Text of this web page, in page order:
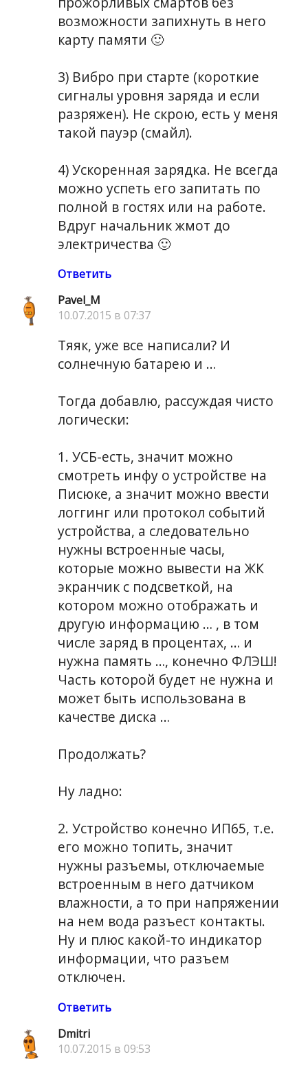
возможности запихнуть в него
карту памяти 🙂
3) Вибро при старте (короткие
сигналы уровня заряда и если
разряжен). Не скрою, есть у меня
такой пауэр (смайл).
4) Ускоренная зарядка. Не всегда
можно успеть его запитать по
полной в гостях или на работе.
Вдруг начальник жмот до
электричества 🙂
Ответить
Pavel_M
10.07.2015 в 07:37
Тяяк, уже все написали? И
солнечную батарею и …
Тогда добавлю, рассуждая чисто
логически:
1. УСБ-есть, значит можно
смотреть инфу о устройстве на
Писюке, а значит можно ввести
логгинг или протокол событий
устройства, а следовательно
нужны встроенные часы,
которые можно вывести на ЖК
экранчик с подсветкой, на
котором можно отображать и
другую информацию … , в том
числе заряд в процентах, … и
нужна память …, конечно ФЛЭШ!
Часть которой будет не нужна и
может быть использована в
качестве диска …
Продолжать?
Ну ладно:
2. Устройство конечно ИП65, т.е.
его можно топить, значит
нужны разъемы, отключаемые
встроенным в него датчиком
влажности, а то при напряжении
на нем вода разъест контакты.
Ну и плюс какой-то индикатор
информации, что разъем
отключен.
Ответить
Dmitri
10.07.2015 в 09:53